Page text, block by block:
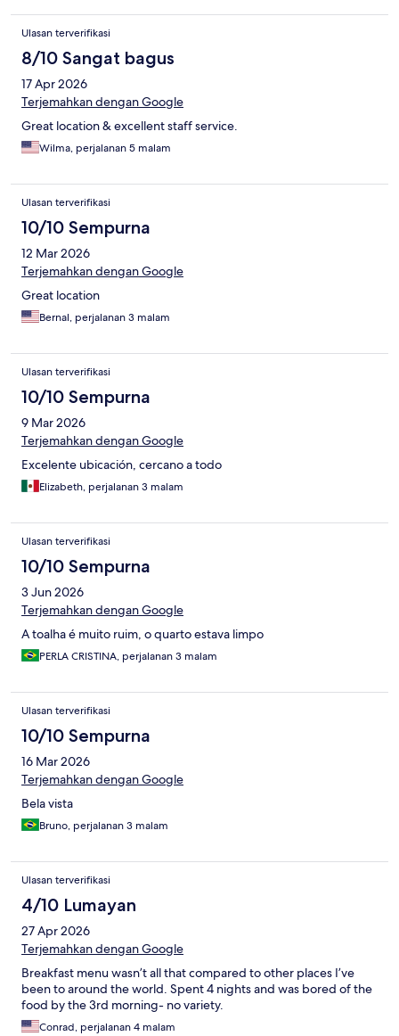
Ulasan terverifikasi
8/10 Sangat bagus
17 Apr 2026
Terjemahkan dengan Google
Great location & excellent staff service.
Wilma, perjalanan 5 malam
Ulasan terverifikasi
10/10 Sempurna
12 Mar 2026
Terjemahkan dengan Google
Great location
Bernal, perjalanan 3 malam
Ulasan terverifikasi
10/10 Sempurna
9 Mar 2026
Terjemahkan dengan Google
Excelente ubicación, cercano a todo
Elizabeth, perjalanan 3 malam
Ulasan terverifikasi
10/10 Sempurna
3 Jun 2026
Terjemahkan dengan Google
A toalha é muito ruim, o quarto estava limpo
PERLA CRISTINA, perjalanan 3 malam
Ulasan terverifikasi
10/10 Sempurna
16 Mar 2026
Terjemahkan dengan Google
Bela vista
Bruno, perjalanan 3 malam
Ulasan terverifikasi
4/10 Lumayan
27 Apr 2026
Terjemahkan dengan Google
Breakfast menu wasn’t all that compared to other places I’ve
been to around the world. Spent 4 nights and was bored of the
food by the 3rd morning- no variety.
Conrad, perjalanan 4 malam